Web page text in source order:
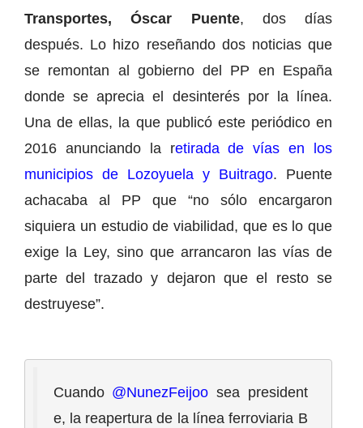
Transportes, Óscar Puente, dos días
después. Lo hizo reseñando dos noticias que
se remontan al gobierno del PP en España
donde se aprecia el desinterés por la línea.
Una de ellas, la que publicó este periódico en
2016 anunciando la retirada de vías en los
municipios de Lozoyuela y Buitrago. Puente
achacaba al PP que “no sólo encargaron
siquiera un estudio de viabilidad, que es lo que
exige la Ley, sino que arrancaron las vías de
parte del trazado y dejaron que el resto se
destruyese”.
Cuando @NunezFeijoo sea president
e, la reapertura de la línea ferroviaria B